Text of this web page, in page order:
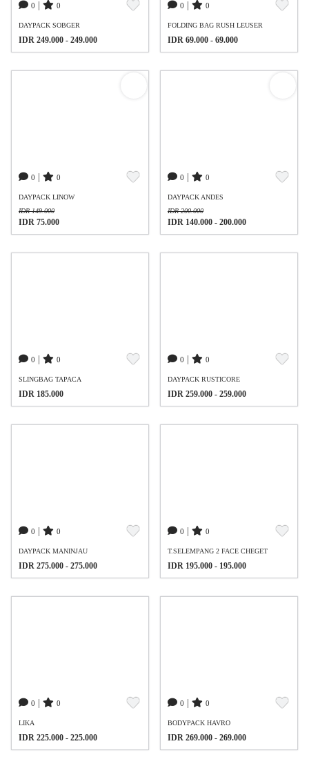
0 0
DAYPACK SOBGER
IDR 249.000 - 249.000
0 0
FOLDING BAG RUSH LEUSER
IDR 69.000 - 69.000
0 0
DAYPACK LINOW
IDR 149.000
IDR 75.000
0 0
DAYPACK ANDES
IDR 200.000
IDR 140.000 - 200.000
0 0
SLINGBAG TAPACA
IDR 185.000
0 0
DAYPACK RUSTICORE
IDR 259.000 - 259.000
0 0
DAYPACK MANINJAU
IDR 275.000 - 275.000
0 0
T.SELEMPANG 2 FACE CHEGET
IDR 195.000 - 195.000
0 0
LIKA
IDR 225.000 - 225.000
0 0
BODYPACK HAVRO
IDR 269.000 - 269.000